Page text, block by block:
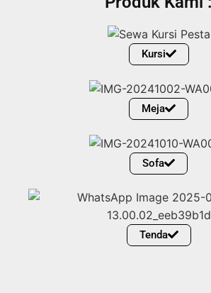
Kursi
Meja
Sofa
Tenda